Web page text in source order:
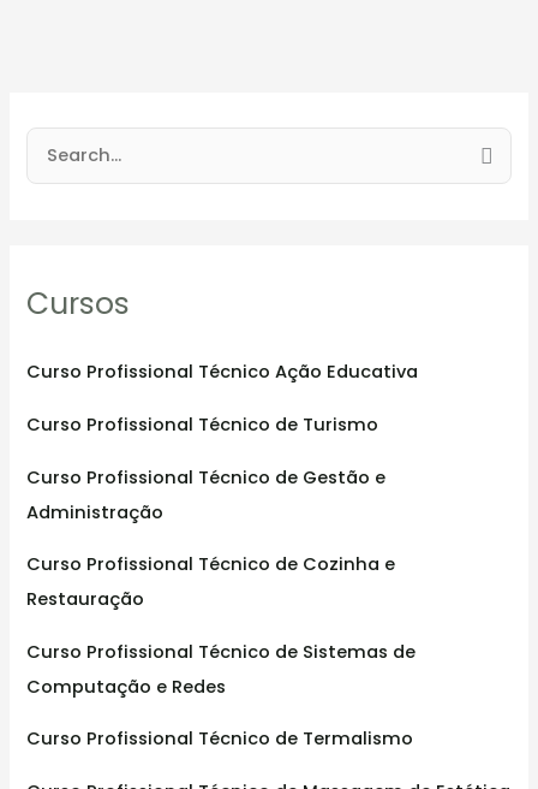
c
f
r
:
Cursos
Curso Profissional Técnico Ação Educativa
Curso Profissional Técnico de Turismo
Curso Profissional Técnico de Gestão e
Administração
Curso Profissional Técnico de Cozinha e
Restauração
Curso Profissional Técnico de Sistemas de
Computação e Redes
Curso Profissional Técnico de Termalismo